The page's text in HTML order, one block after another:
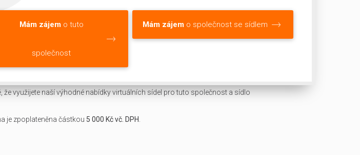
Mám zájemo tuto
společnost
Mám zájem o společnost se sídlem
že využijete naší výhodné nabídky virtuálních sídel pro tuto společnost a sídlo
je zpoplateněna částkou 5 000 Kč vč. DPH